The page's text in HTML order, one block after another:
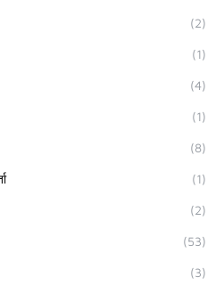
(2)
(1)
(4)
(1)
(8)
(1)
(2)
(53)
(3)